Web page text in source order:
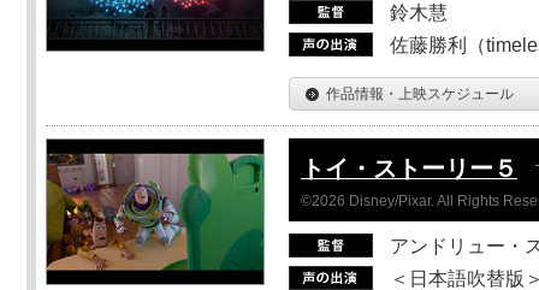
鈴木慧
佐藤勝利（
作品情報・上映スケジュール
トイ・ストーリー５
©2026 Disney/Pixar. All Rights
アンドリュー・
＜日本語吹替版